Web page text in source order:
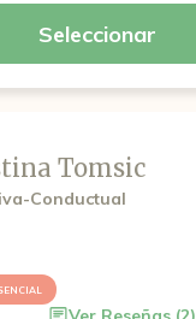
Seleccionar
Tomsic
Conductual